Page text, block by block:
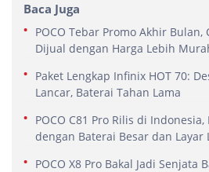
Baca Juga
POCO Tebar Promo Akhir Bulan,
Dijual dengan Harga Lebih
Paket Lengkap Infinix HOT 70:
Lancar, Baterai Tahan Lama
POCO C81 Pro Rilis di Indonesia,
dengan Baterai Besar dan Layar
POCO X8 Pro Bakal Jadi Senjata